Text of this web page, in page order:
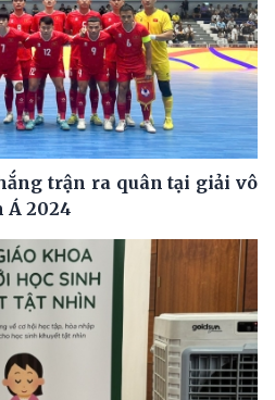
trận ra quân tại giải vô
Á 2024